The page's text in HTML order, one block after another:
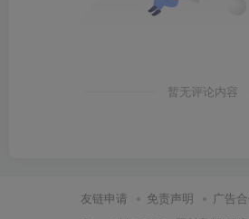
暂无评论内容
友链申请 免责声明 广告